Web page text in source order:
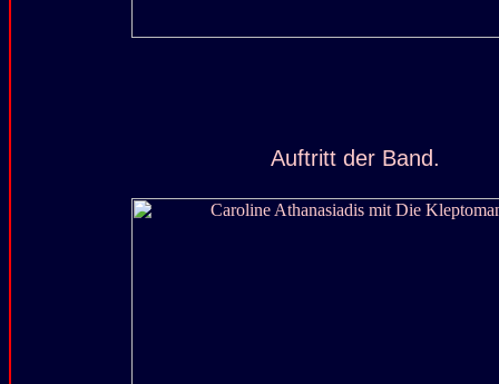
Auftritt der Band.